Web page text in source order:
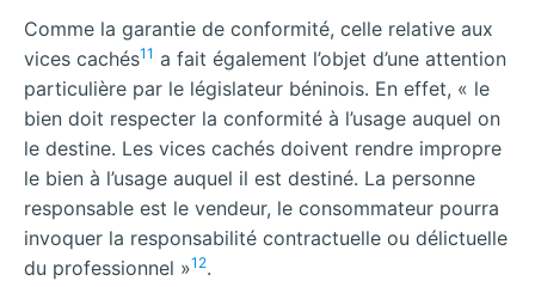
Comme la garantie de conformité, celle relative aux
vices cachés11 a fait également l’objet d’une attention
particulière par le législateur béninois. En effet, « le
bien doit respecter la conformité à l’usage auquel on
le destine. Les vices cachés doivent rendre impropre
le bien à l’usage auquel il est destiné. La personne
responsable est le vendeur, le consommateur pourra
invoquer la responsabilité contractuelle ou délictuelle
du professionnel »12.